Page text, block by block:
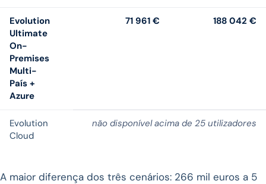
Evolution
Ultimate
On-
Premises
Multi-
País +
Azure
71 961 € 188 042 €
Evolution
Cloud
não disponível acima de 25 utilizadores
A maior diferença dos três cenários: 266 mil euros a 5